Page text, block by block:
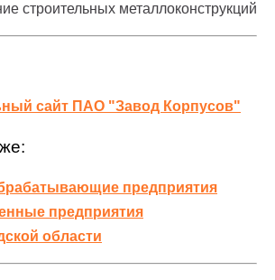
строительных металлоконструкций
сайт ПАО "Завод Корпусов"
предприятия
предприятия
области